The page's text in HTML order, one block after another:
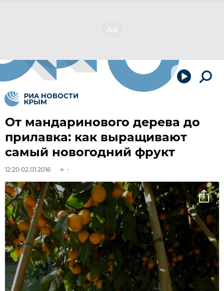
От мандаринового дерева до
прилавка: как выращивают
самый новогодний фрукт
12:20 02.01.2016